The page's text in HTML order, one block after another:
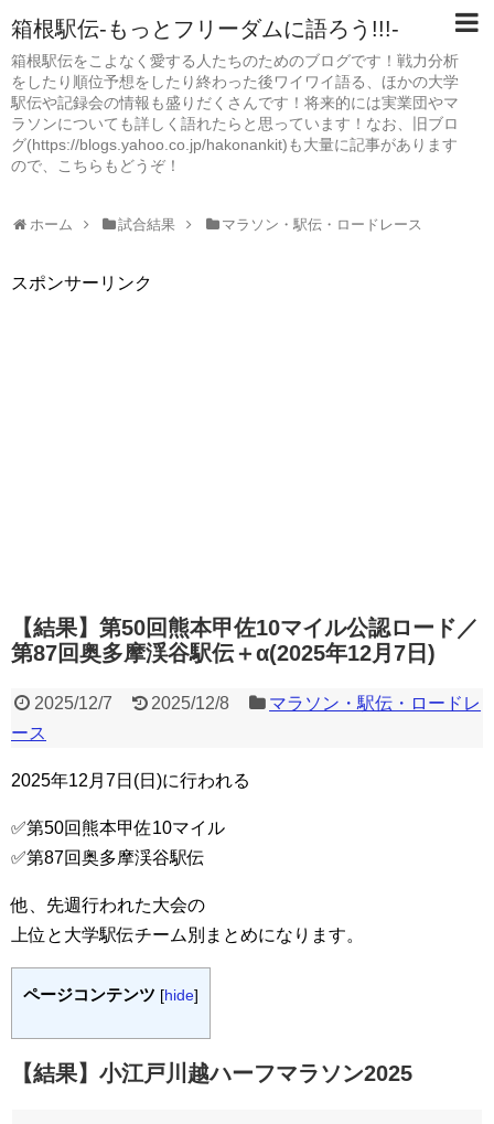
箱根駅伝-もっとフリーダムに語ろう!!!-
箱根駅伝をこよなく愛する人たちのためのブログです！戦力分析
をしたり順位予想をしたり終わった後ワイワイ語る、ほかの大学
駅伝や記録会の情報も盛りだくさんです！将来的には実業団やマ
ラソンについても詳しく語れたらと思っています！なお、旧ブロ
グ(https://blogs.yahoo.co.jp/hakonankit)も大量に記事があります
ので、こちらもどうぞ！
ホーム 試合結果 マラソン・駅伝・ロードレース
スポンサーリンク
【結果】第50回熊本甲佐10マイル公認ロード／
第87回奥多摩渓谷駅伝＋α(2025年12月7日)
2025/12/7 2025/12/8
マラソン・駅伝・ロードレ
ース
2025年12月7日(日)に行われる
✅第50回熊本甲佐10マイル
✅第87回奥多摩渓谷駅伝
他、先週行われた大会の
上位と大学駅伝チーム別まとめになります。
ページコンテンツ [hide]
【結果】小江戸川越ハーフマラソン2025